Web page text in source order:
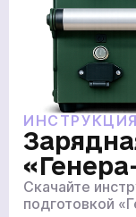
Скачайте
подготовкой